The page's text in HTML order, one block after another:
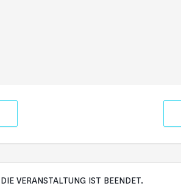
DIE VERANSTALTUNG IST BEENDET.